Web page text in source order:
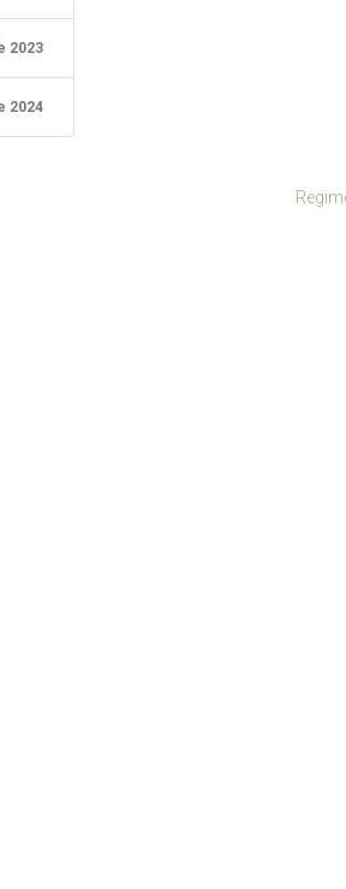
2023
2024